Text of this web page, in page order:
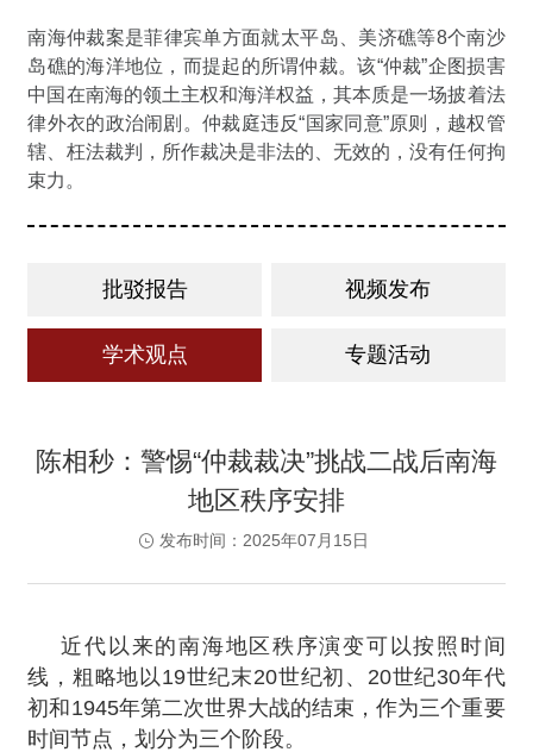
南海仲裁案是菲律宾单方面就太平岛、美济礁等8个南沙
岛礁的海洋地位，而提起的所谓仲裁。该“仲裁”企图损害
中国在南海的领土主权和海洋权益，其本质是一场披着法
律外衣的政治闹剧。仲裁庭违反“国家同意”原则，越权管
辖、枉法裁判，所作裁决是非法的、无效的，没有任何拘
束力。
批驳报告 视频发布
学术观点 专题活动
陈相秒：警惕“仲裁裁决”挑战二战后南海
地区秩序安排
发布时间：2025年07月15日
近代以来的南海地区秩序演变可以按照时间
线，粗略地以19世纪末20世纪初、20世纪30年代
初和1945年第二次世界大战的结束，作为三个重要
时间节点，划分为三个阶段。